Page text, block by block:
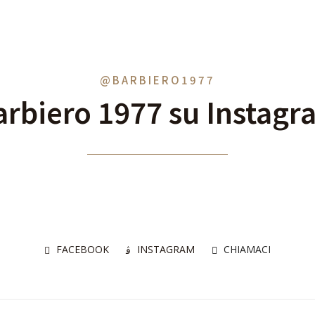
@BARBIERO1977
1977 su
FACEBOOK INSTAGRAM CHIAMACI